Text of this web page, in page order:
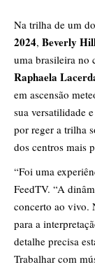
Na trilha de um
2024, Beverly
uma brasileira no
Raphaela
em ascensão
sua versatilidade
por reger a trilha
dos centros mais
“Foi uma
FeedTV. “A
concerto ao vivo.
para a
detalhe precisa
Trabalhar com